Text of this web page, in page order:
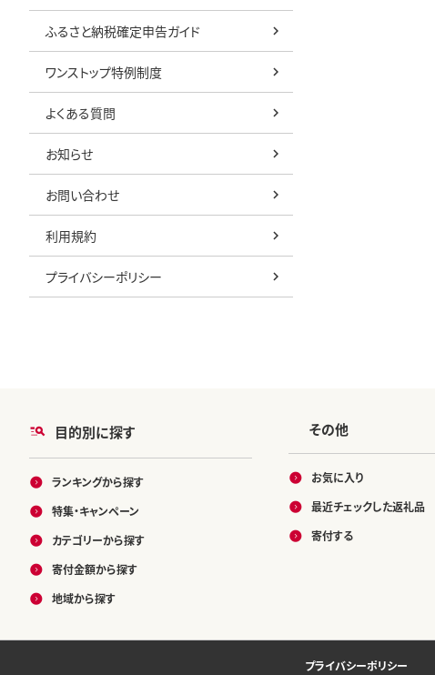
ふるさと納税確定申告ガイド
ワンストップ特例制度
よくある質問
お知らせ
お問い合わせ
利用規約
プライバシーポリシー
目的別に探す
ランキングから探す
特集・キャンペーン
カテゴリーから探す
寄付金額から探す
地域から探す
その他
お気に入り
最近チェックした返礼品
寄付する
プライバシーポリシー